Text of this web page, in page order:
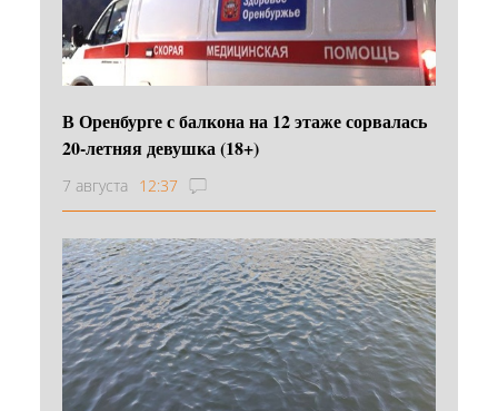
В Оренбурге с балкона на 12 этаже сорвалась
20-летняя девушка (18+)
7 августа 12:37